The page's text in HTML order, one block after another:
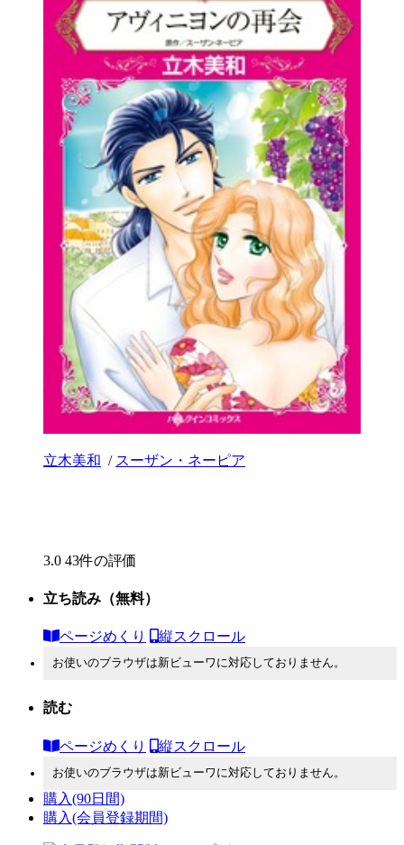
立木美和 / スーザン・ネーピア
3.0 43件の評価
立ち読み （無料）
ページめくり 縦スクロール
お使いのブラウザは新ビューワに対応しておりません。
読む
ページめくり 縦スクロール
お使いのブラウザは新ビューワに対応しておりません。
購入(90日間)
購入(会員登録期間)